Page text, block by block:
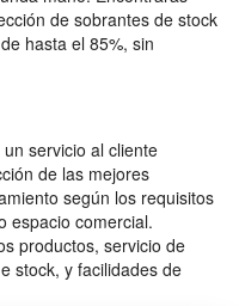
de sobrantes de stock
hasta el 85%, sin
servicio al cliente
de las mejores
según los requisitos
espacio comercial.
productos, servicio de
stock, y facilidades de